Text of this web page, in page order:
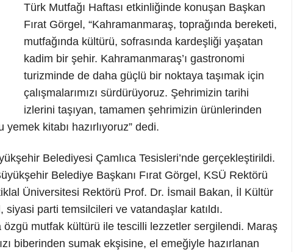
Türk Mutfağı Haftası etkinliğinde konuşan Başkan
Fırat Görgel, “Kahramanmaraş, toprağında bereketi,
mutfağında kültürü, sofrasında kardeşliği yaşatan
kadim bir şehir. Kahramanmaraş’ı gastronomi
turizminde de daha güçlü bir noktaya taşımak için
çalışmalarımızı sürdürüyoruz. Şehrimizin tarihi
izlerini taşıyan, tamamen şehrimizin ürünlerinden
kitabı hazırlıyoruz” dedi.
Belediyesi Çamlıca Tesisleri’nde gerçekleştirildi.
Belediye Başkanı Fırat Görgel, KSÜ Rektörü
Üniversitesi Rektörü Prof. Dr. İsmail Bakan, İl Kültür
parti temsilcileri ve vatandaşlar katıldı.
özgü mutfak kültürü ile tescilli lezzetler sergilendi. Maraş
biberinden sumak ekşisine, el emeğiyle hazırlanan